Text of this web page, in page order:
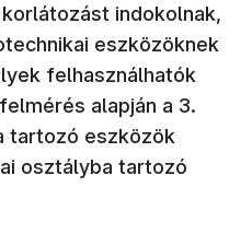
indokolnak,
eszközöknek
felhasználhatók
alapján a 3.
tartozó eszközök
osztályba tartozó